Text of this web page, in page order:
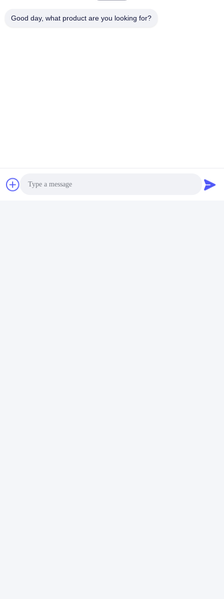
디자인 지원
우리는 AUTOCAD, PKPM, 3D3S, SAP2000, TSSD, Tekla
Good day, what product are you looking for?